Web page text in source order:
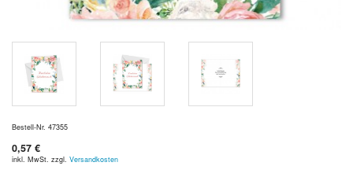
Bestell-Nr. 47355
0,57 €
inkl. MwSt. zzgl. Versandkosten